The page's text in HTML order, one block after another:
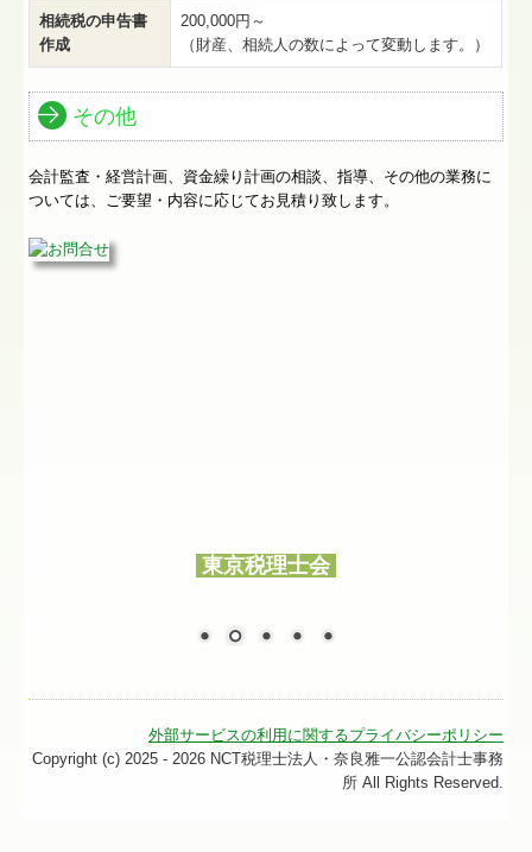
相続税の申告書
作成
200,000円～
（財産、相続人の数によって変動します。）
その他
会計監査・経営計画、資金繰り計画の相談、指導、その他の業務に
ついては、ご要望・内容に応じてお見積り致します。
東京税理士会
外部サービスの利用に関するプライバシーポリシー
Copyright (c) 2025 - 2026 NCT税理士法人・奈良雅一公認会計士事務
所 All Rights Reserved.